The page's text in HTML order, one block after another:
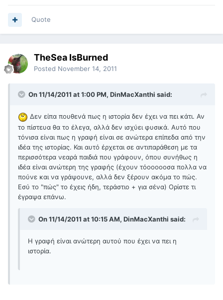
Quote
TheSea IsBurned
Posted November 14, 2011
On 11/14/2011 at 1:00 PM, DinMacXanthi said:
Δεν είπα πουθενά πως η ιστορία δεν έχει να πει κάτι. Αν
το πίστευα θα το έλεγα, αλλά δεν ισχύει φυσικά. Αυτό που
τόνισα είναι πως η γραφή είναι σε ανώτερα επίπεδα από την
ιδέα της ιστορίας. Και αυτό έρχεται σε αντιπαράθεση με τα
περισσότερα νεαρά παιδιά που γράφουν, όπου συνήθως η
ιδέα είναι ανώτερη της γραφής (έχουν τόοοοοοσα πολλα να
πούνε και να γράψουνε, αλλά δεν ξέρουν ακόμα το πώς.
Εσύ το "πώς" το έχεις ήδη, τεράστιο + για σένα) Ορίστε τι
έγραψα επάνω.
On 11/14/2011 at 10:15 AM, DinMacXanthi said:
Η γραφή είναι ανώτερη αυτού που έχει να πει η
ιστορία.